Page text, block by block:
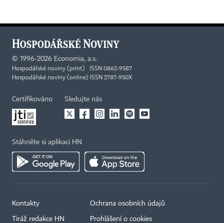
© 1996-2026 Economia, a.s.
Hospodářské noviny (print) ISSN 0862-9587
Hospodářské noviny (online) ISSN 2787-950X
Certifikováno Sledujte nás
Stáhněte si aplikaci HN
Kontakty
Tiráž redakce HN
Ochrana osobních údajů
Prohlášení o cookies